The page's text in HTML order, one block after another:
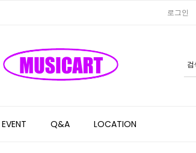
로그인
EVENT Q&A LOCATION